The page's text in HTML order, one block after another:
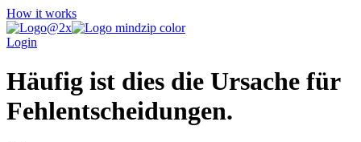
How it works
Login
Häufig ist dies die Ursache für
Fehlentscheidungen.